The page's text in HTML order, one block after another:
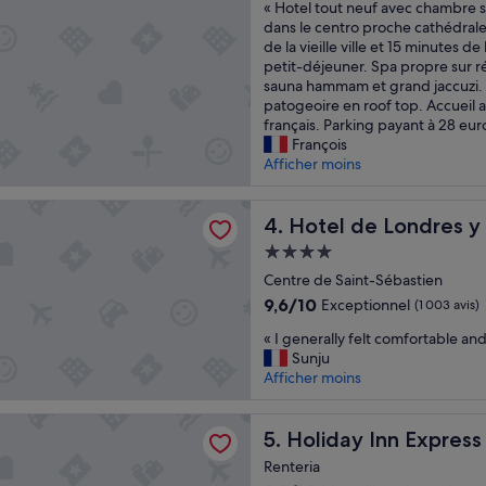
p
a
r
f
a
i
t
t
p
e
l
o
a
i
t
i
o
10,
Excellent,
(724 avis)
«
H
o
t
e
l
t
o
u
e
a
v
c
h
b
e
« Hotel tout neuf avec chambre
dans le centro proche
de la vieille ville et 15 minutes de
petit-déjeuner. Spa propre sur
sauna hammam et grand
patogeoire en roof top. Accueil
français. Parking payant à 28
François
Afficher moins
4. Hotel de Londres
Hotel de Londres y de
Hébergement
4.0 étoiles
Centre de Saint-Sébastien
9.6
10,
Exceptionnel,
(1 003 avis)
9,6/10 Exceptionnel (1 003 avis)
«
I
g
e
a
« I generally felt comfortable
Sunju
Afficher moins
5. Holiday Inn
Holiday Inn Express San
Renteria